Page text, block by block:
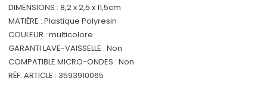
DIMENSIONS : 8,2 x 2,5 x 11,5cm
MATIÈRE : Plastique Polyresin
COULEUR : multicolore
GARANTI LAVE-VAISSELLE : Non
COMPATIBLE MICRO-ONDES : Non
RÉF. ARTICLE : 3593910065